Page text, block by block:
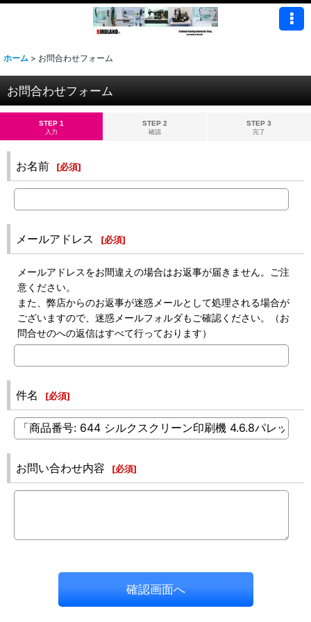
ホーム > お問合わせフォーム
お問合わせフォーム
STEP 1
入力
STEP 2
確認
STEP 3
完了
お名前 [必須]
メールアドレス [必須]
メールアドレスをお間違えの場合はお返事が届きません。ご注
意ください。
また、弊店からのお返事が迷惑メールとして処理される場合が
ございますので、迷惑メールフォルダもご確認ください。（お
問合せのへの返信はすべて行っております）
件名 [必須]
お問い合わせ内容 [必須]
確認画面へ